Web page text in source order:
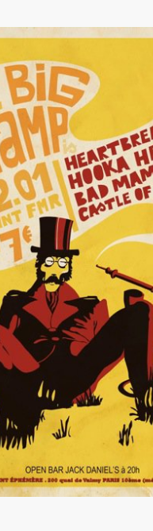
LUNE", le 11
HALLYDAY, le 5
du batteur de
"Paradigmes" le
"Dans la
concert avec
DUVALL, musique de
WETTER :
JOHN COOPER
dans "LES
decembre 2019 au
detaillee.
19 et 20 decembre
2019 pour l
(realise et